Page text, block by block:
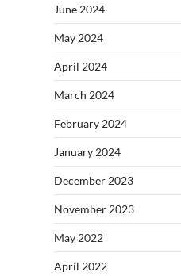
June 2024
May 2024
April 2024
March 2024
February 2024
January 2024
December 2023
November 2023
May 2022
April 2022